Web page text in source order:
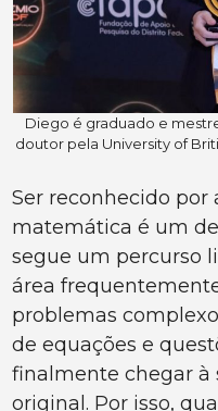
Diego é graduado e
doutor pela University of
Ser reconhecido por
matemática é um
segue um percurso
área
problemas
de equações e
finalmente chegar à
original. Por isso,